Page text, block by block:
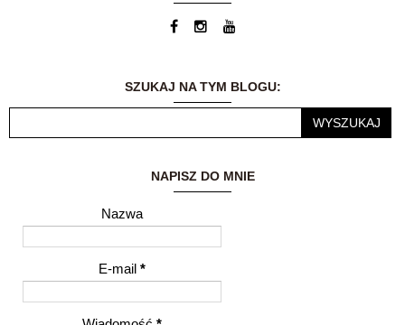
pasją. Możliwość
innymi ludźmi to dla
mnie ogromne
SZUKAJ NA TYM BLOGU:
NAPISZ DO MNIE
Nazwa
E-mail *